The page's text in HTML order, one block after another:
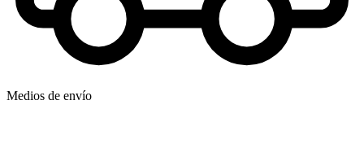
Medios de envío